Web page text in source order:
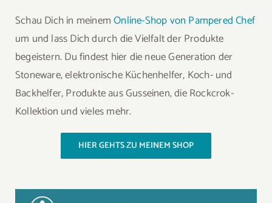
Schau Dich in meinemOnline-Shop von Pampered Chef
um und lass Dich durch die Vielfalt der Produkte
begeistern. Du findest hier die neue Generation der
Stoneware, elektronische Küchenhelfer, Koch- und
Backhelfer, Produkte aus Gusseinen, die Rockcrok-
Kollektion und vieles mehr.
HIER GEHTS ZU MEINEM SHOP